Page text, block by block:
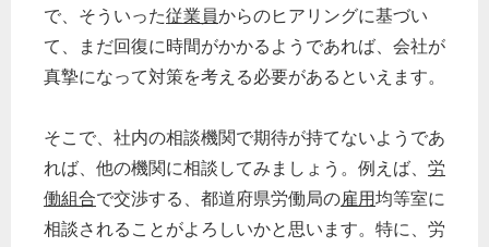
で、そういった従業員からのヒアリングに基づい
て、まだ回復に時間がかかるようであれば、会社が
真摯になって対策を考える必要があるといえます。
そこで、社内の相談機関で期待が持てないようであ
れば、他の機関に相談してみましょう。例えば、 労
働組合で交渉する、都道府県労働局の雇用均等室に
相談されることがよろしいかと思います。特に、労